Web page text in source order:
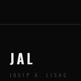
JAL
JOSIP A. LISAC